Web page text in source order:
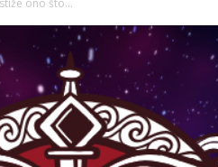
ono što...